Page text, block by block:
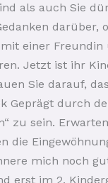
als auch Sie
einer
Jetzt ist ihr
Sie darauf,
durch
zu sein.
die
mich noch
erst im 2.